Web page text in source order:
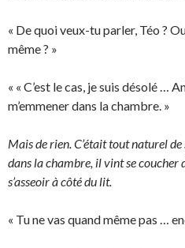
« De quoi veux-tu parler, Téo ?
même ? »
« « C’est le cas, je suis désolé …
m’emmener dans la chambre. »
Mais de rien. C’était tout naturel
dans la chambre, il vint se coucher
s’asseoir à côté du lit.
« Tu ne vas quand même pas …